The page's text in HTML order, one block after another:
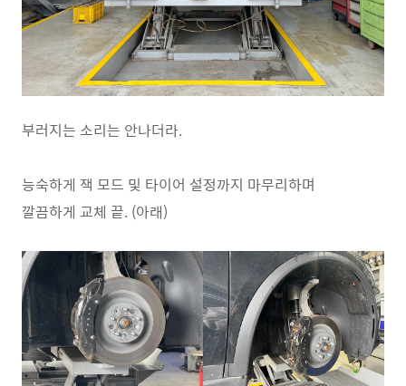
부러지는 소리는 안나더라.
능숙하게 잭 모드 및 타이어 설정까지 마무리하며
깔끔하게 교체 끝. (아래)